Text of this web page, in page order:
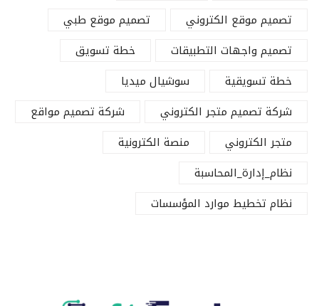
تصميم موقع الكتروني
تصميم موقع طبي
تصميم واجهات التطبيقات
خطة تسويق
خطة تسويقية
سوشيال ميديا
شركة تصميم متجر الكتروني
شركة تصميم مواقع
متجر الكتروني
منصة الكترونية
نظام_إدارة_المحاسبة
نظام تخطيط موارد المؤسسات